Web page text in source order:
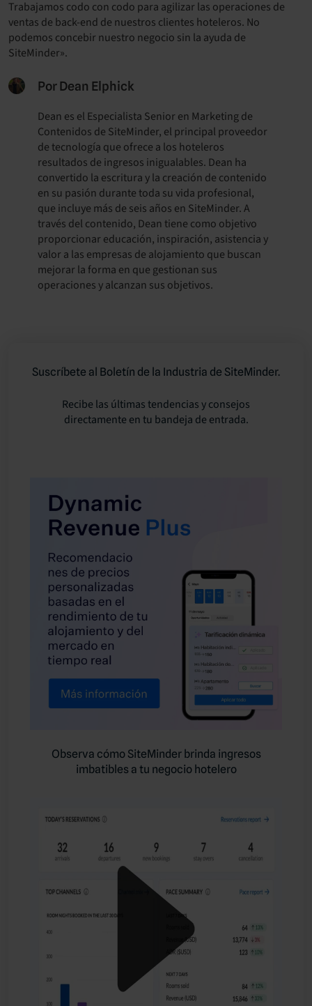
Trabajamos codo con codo para agilizar las operaciones de
ventas de back-end de nuestros clientes hoteleros. No
podemos concebir nuestro negocio sin la ayuda de
SiteMinder».
Por Dean Elphick
Dean es el Especialista Senior en Marketing de
Contenidos de SiteMinder, el principal proveedor
de tecnología que ofrece a los hoteleros
resultados de ingresos inigualables. Dean ha
convertido la escritura y la creación de contenido
en su pasión durante toda su vida profesional,
que incluye más de seis años en SiteMinder. A
través del contenido, Dean tiene como objetivo
proporcionar educación, inspiración, asistencia y
valor a las empresas de alojamiento que buscan
mejorar la forma en que gestionan sus
operaciones y alcanzan sus objetivos.
Suscríbete al Boletín de la Industria de SiteMinder.
Recibe las últimas tendencias y consejos
directamente en tu bandeja de entrada.
Observa cómo SiteMinder brinda ingresos
imbatibles a tu negocio hotelero